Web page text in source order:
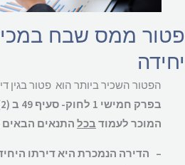
ממס שבח
הפטור השכיר ביותר הוא פטור בגין
בפרק
המוכר לעמודבכלהתנאים הבאים :
– הדירה הנמכרת היא דירתו